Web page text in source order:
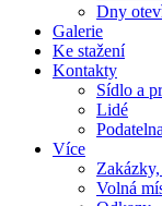
Dny
Galerie
Ke stažení
Kontakty
Sídlo a
Lidé
Podatelna
Více
Volná